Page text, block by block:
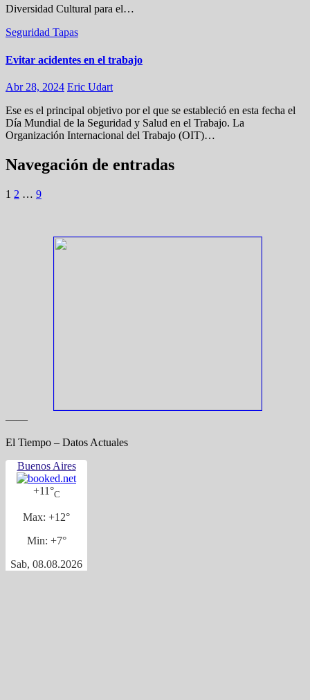
Diversidad Cultural para el…
Seguridad Tapas
Evitar acidentes en el trabajo
Abr 28, 2024 Eric Udart
Ese es el principal objetivo por el que se estableció en esta fecha el
Día Mundial de la Seguridad y Salud en el Trabajo. La
Organización Internacional del Trabajo (OIT)…
Navegación de entradas
1 2 … 9
——
El Tiempo – Datos Actuales
Buenos Aires
+11°C
Max: +12°
Min: +7°
Sab, 08.08.2026